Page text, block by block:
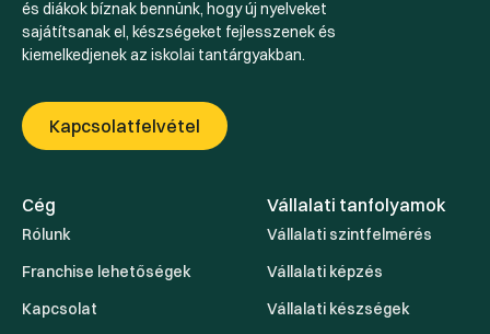
és diákok bíznak bennünk, hogy új nyelveket
sajátítsanak el, készségeket fejlesszenek és
kiemelkedjenek az iskolai tantárgyakban.
Kapcsolatfelvétel
Cég
Rólunk
Franchise lehetőségek
Kapcsolat
Vállalati tanfolyamok
Vállalati szintfelmérés
Vállalati képzés
Vállalati készségek